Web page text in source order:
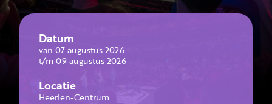
Datum
van 07 augustus 2026
t/m 09 augustus 2026
Locatie
Heerlen-Centrum